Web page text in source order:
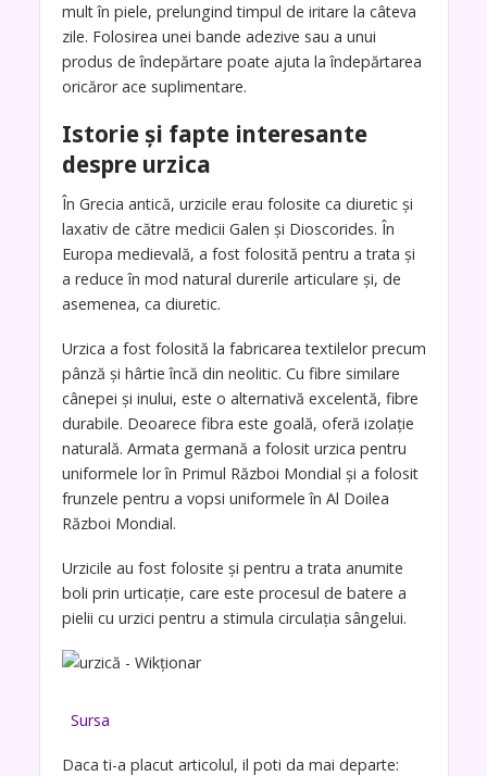
mult în piele, prelungind timpul de iritare la câteva
zile. Folosirea unei bande adezive sau a unui
produs de îndepărtare poate ajuta la îndepărtarea
oricăror ace suplimentare.
Istorie și fapte interesante
despre urzica
În Grecia antică, urzicile erau folosite ca diuretic și
laxativ de către medicii Galen și Dioscorides. În
Europa medievală, a fost folosită pentru a trata și
a reduce în mod natural durerile articulare și, de
asemenea, ca diuretic.
Urzica a fost folosită la fabricarea textilelor precum
pânză și hârtie încă din neolitic. Cu fibre similare
cânepei și inului, este o alternativă excelentă, fibre
durabile. Deoarece fibra este goală, oferă izolație
naturală. Armata germană a folosit urzica pentru
uniformele lor în Primul Război Mondial și a folosit
frunzele pentru a vopsi uniformele în Al Doilea
Război Mondial.
Urzicile au fost folosite și pentru a trata anumite
boli prin urticație, care este procesul de batere a
pielii cu urzici pentru a stimula circulația sângelui.
Sursa
Daca ti-a placut articolul, il poti da mai departe: